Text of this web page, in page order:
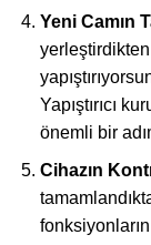
Yeni Camın
Yapıştırıcı
önemli bir
Cihazın
fonksiyonların